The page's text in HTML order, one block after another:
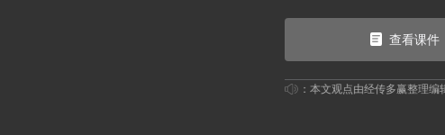
查看课件
风险提示：本文观点由经传多赢整理编